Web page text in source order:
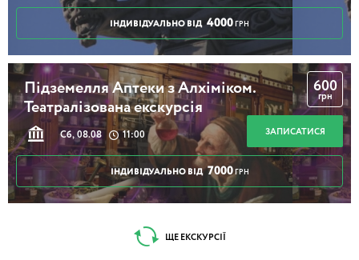
ІНДИВІДУАЛЬНО ВІД 4000 ГРН
Підземелля Аптеки з Алхіміком.
Театралізована екскурсія
Сб, 08.08 11:00
600
грн
ЗАПИСАТИСЯ
ІНДИВІДУАЛЬНО ВІД 7000 ГРН
ЩЕ ЕКСКУРСІЇ